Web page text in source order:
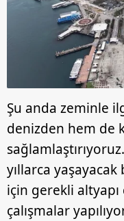
Şu anda zeminle
denizden hem de
yıllarca
için gerekli altyapı
çalışmalar